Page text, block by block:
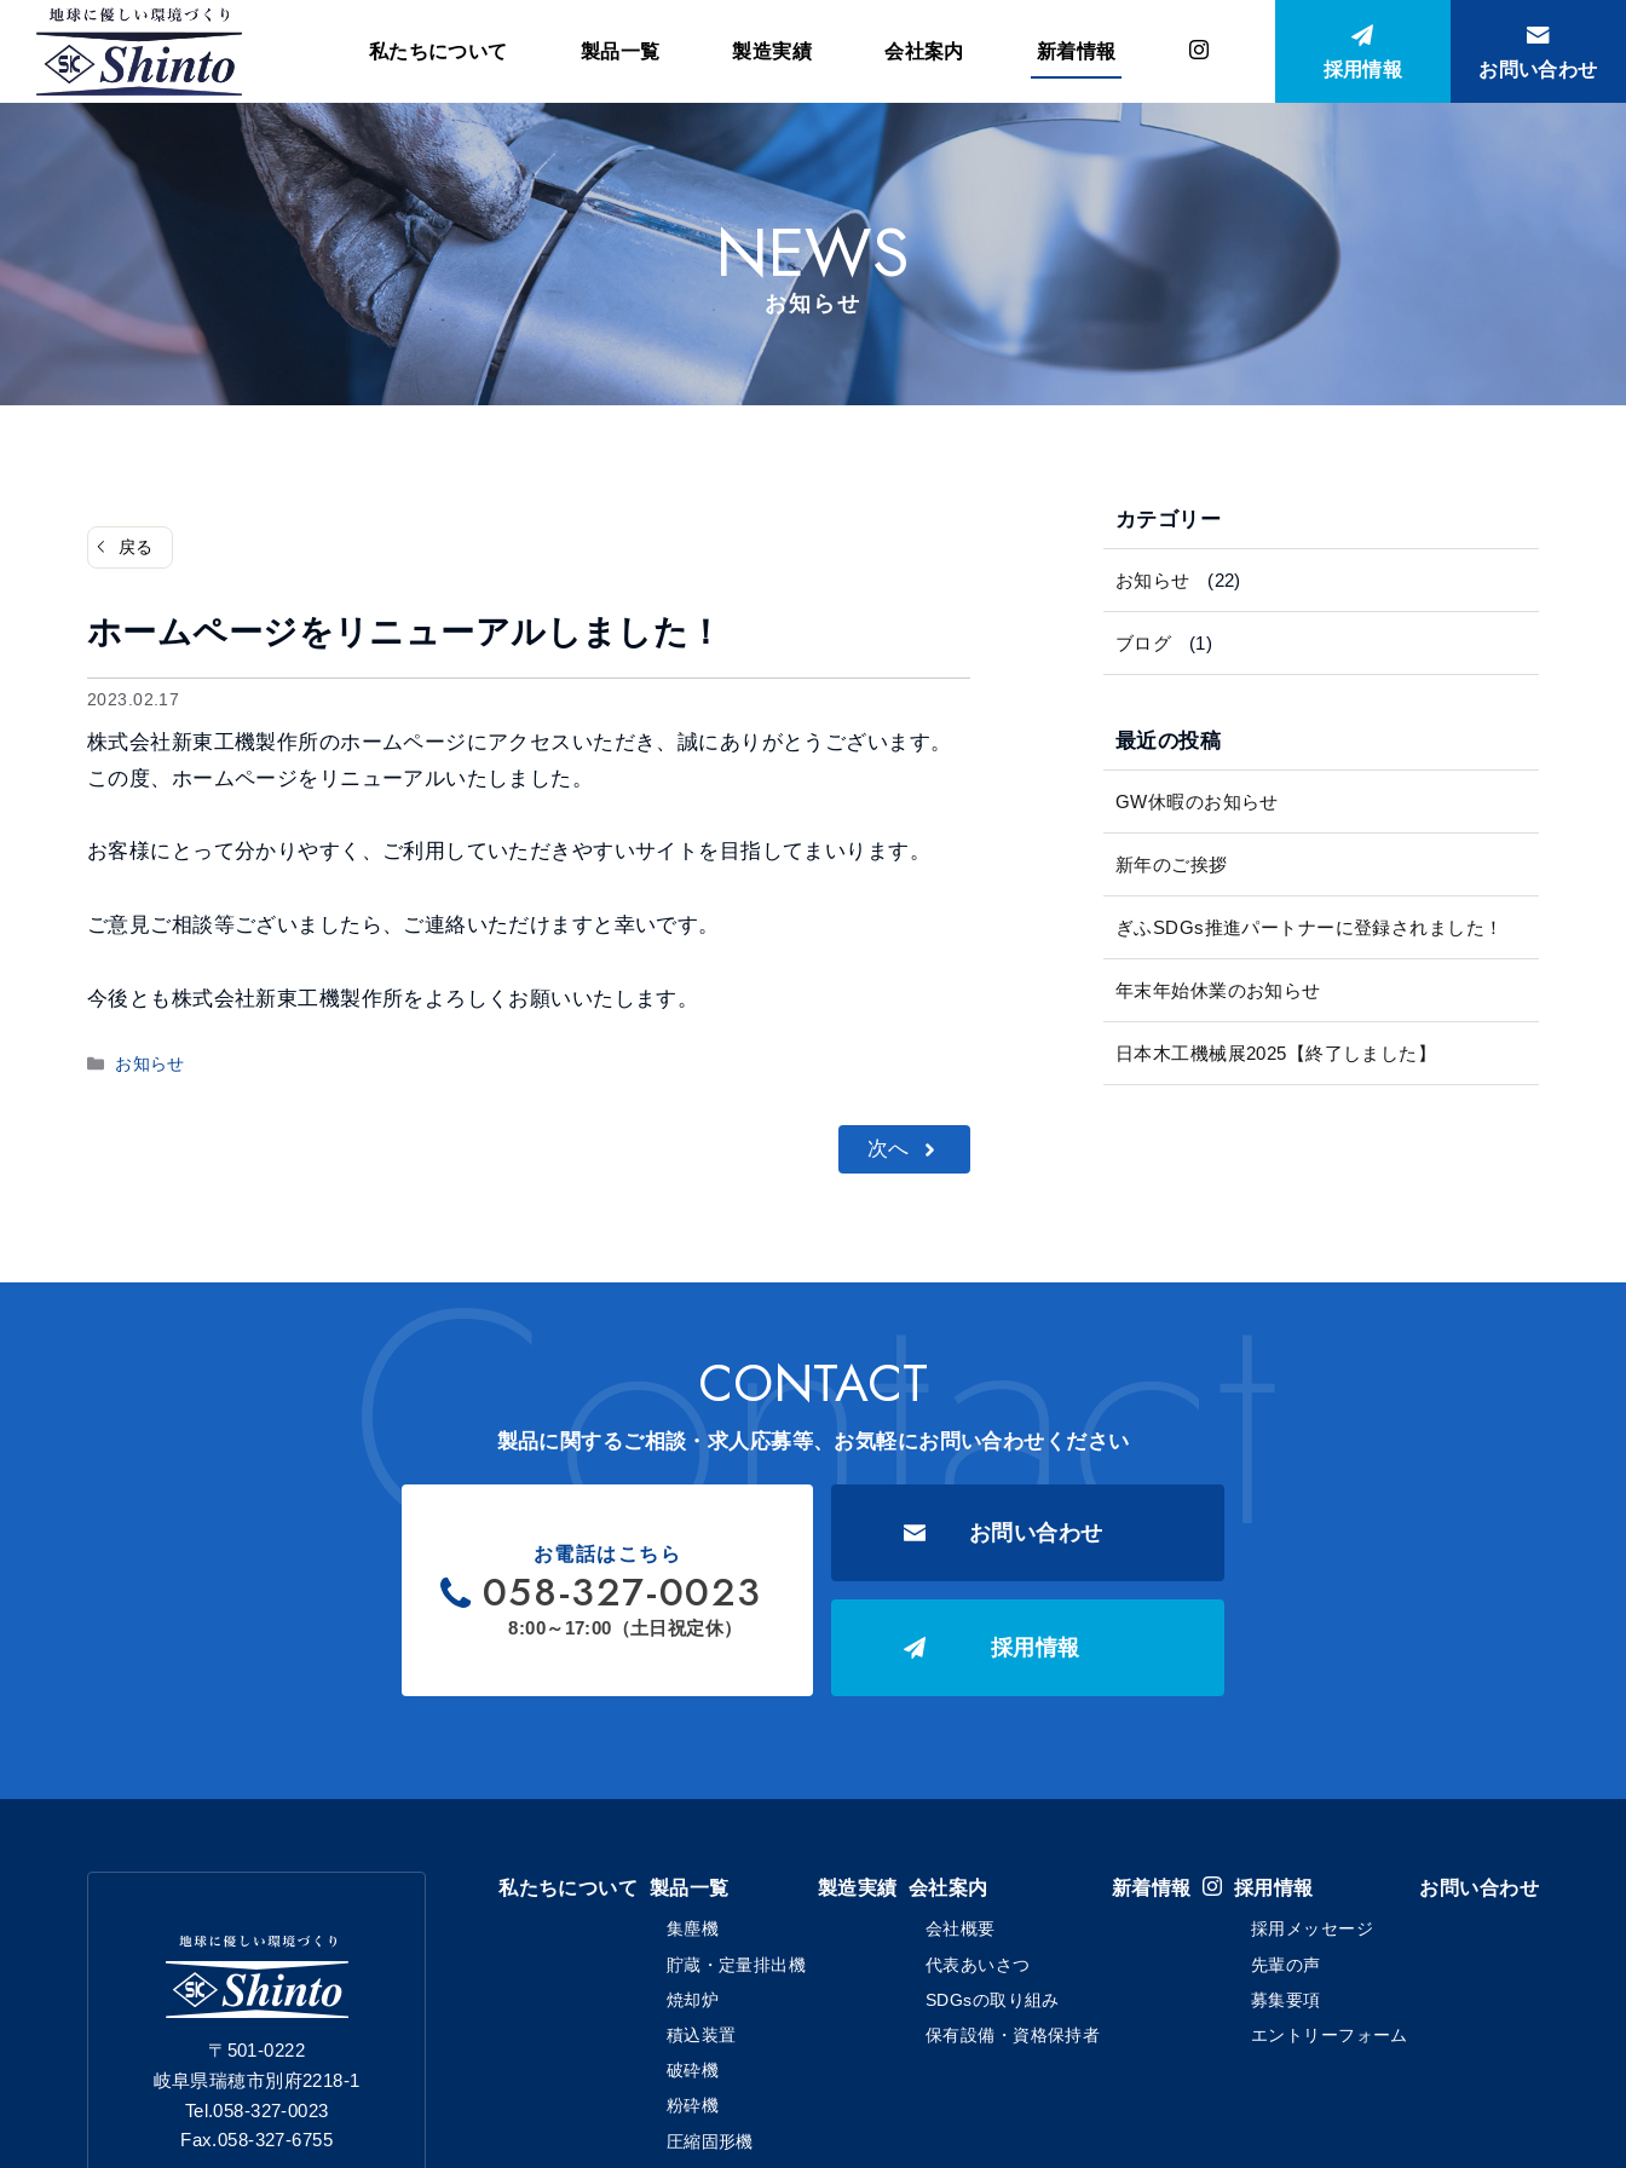
キ
私たちについて 製品一覧 製造実績 会社案内
新着情報
採用情報
お問い合わせ
NEWS
お知らせ
戻る
ホームページをリニューアルしました！
2023.02.17
株式会社新東工機製作所のホームページにアクセスいただき、誠にありがとうございます。
この度、ホームページをリニューアルいたしました。
お客様にとって分かりやすく、ご利用していただきやすいサイトを目指してまいります。
ご意見ご相談等ございましたら、ご連絡いただけますと幸いです。
今後とも株式会社新東工機製作所をよろしくお願いいたします。
カ
お知らせ
次へ
カテゴリー
お知らせ (22)
ブログ (1)
最近の投稿
GW休暇のお知らせ
新年のご挨拶
ぎふSDGs推進パートナーに登録されました！
年末年始休業のお知らせ
日本木工機械展2025【終了しました】
Contact
CONTACT
製品に関するご相談・求人応募等、 お気軽にお問い合わせください
お電話はこちら
058-327-0023
8:00～17:00（土日祝定休）
お問い合わせ
採用情報
〒501-0222
岐阜県瑞穂市別府2218-1
Tel.058-327-0023
Fax.058-327-6755
私たちについて 製品一覧
集塵機
貯蔵・定量排出機
焼却炉
積込装置
破砕機
粉砕機
圧縮固形機
製造実績 会社案内
会社概要
代表あいさつ
SDGsの取り組み
保有設備・資格保持者
新着情報 採用情報
採用メッセージ
先輩の声
募集要項
エントリーフォーム
お問い合わせ